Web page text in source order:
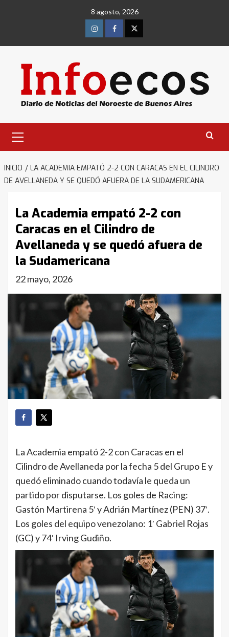
8 agosto, 2026
InstagramFacebookTwitter
primario
INICIO
LA ACADEMIA EMPATÓ 2-2 CON CARACAS EN EL CILINDRO
DE AVELLANEDA Y SE QUEDÓ AFUERA DE LA SUDAMERICANA
La Academia empató 2-2 con
Caracas en el Cilindro de
Avellaneda y se quedó afuera de
la Sudamericana
22 mayo, 2026
La Academia empató 2-2 con Caracas en el
Cilindro de Avellaneda por la fecha 5 del Grupo E y
quedó eliminado cuando todavía le queda un
partido por disputarse. Los goles de Racing:
Gastón Martirena 5′ y Adrián Martínez (PEN) 37′.
Los goles del equipo venezolano: 1′ Gabriel Rojas
(GC) y 74′ Irving Gudiño.